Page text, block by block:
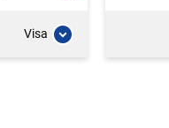
Visa